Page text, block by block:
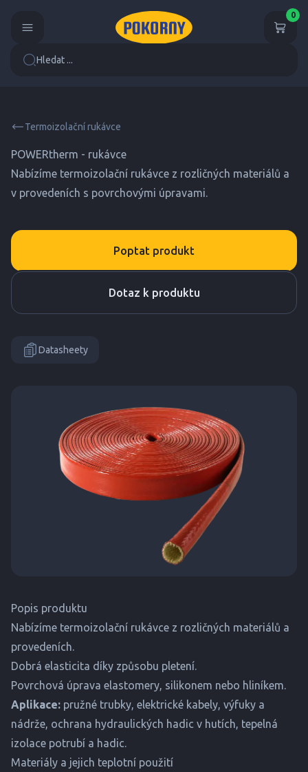
Hledat ...
0
Termoizolační rukávce
POWERtherm - rukávce
Nabízíme termoizolační rukávce z rozličných materiálů a
v provedeních s povrchovými úpravami.
Poptat produkt
Dotaz k produktu
Datasheety
Popis produktu
Nabízíme termoizolační rukávce z rozličných materiálů a
provedeních.
Dobrá elasticita díky způsobu pletení.
Povrchová úprava elastomery, silikonem nebo hliníkem.
Aplikace: pružné trubky, elektrické kabely, výfuky a
nádrže, ochrana hydraulických hadic v hutích, tepelná
izolace potrubí a hadic.
Materiály a jejich teplotní použití